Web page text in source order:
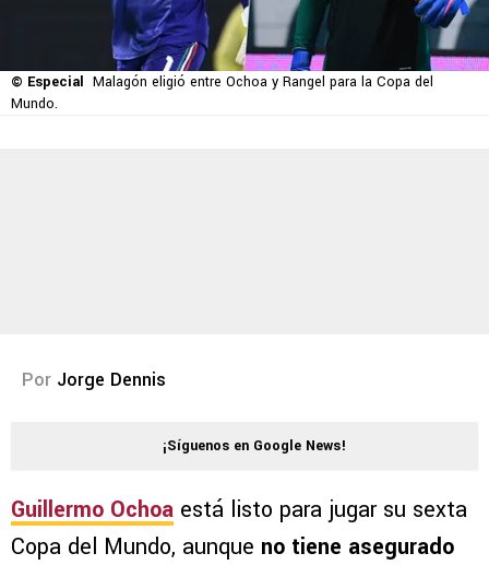
© Especial Malagón eligió entre Ochoa y Rangel para la Copa del
Mundo.
Por Jorge Dennis
¡Síguenos en Google News!
Guillermo Ochoa está listo para jugar su sexta
Copa del Mundo, aunque no tiene asegurado